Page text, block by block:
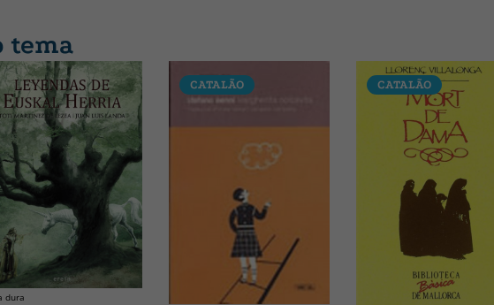
tema
dura
CATALÃO CATALÃO